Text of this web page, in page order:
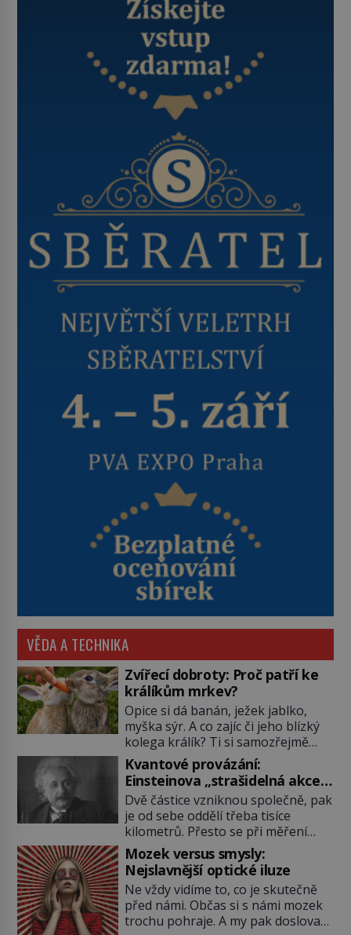
VĚDA A TECHNIKA
Zvířecí dobroty: Proč patří ke
králíkům mrkev?
Opice si dá banán, ježek jablko,
myška sýr. A co zajíc či jeho blízký
kolega králík? Ti si samozřejmě
pochutnají na mrkvi! Proč jsou
podobné představy o potravě
zvířat často spíš mýty? Pokud máte
doma králíka, mrkev mu dát
můžete. A nejspíš mu i bude
chutnat, ovšem měl by ji mít jen
jako občasný pamlsek. […]
Kvantové provázání:
Einsteinova „strašidelná akce
na dálku“ dál mate i fascinuje
vědce
Dvě částice vzniknou společně, pak
je od sebe oddělí třeba tisíce
kilometrů. Přesto se při měření
chovají, jako by mezi nimi
existovalo neviditelné pouto. Albert
Einstein tomu s jistou dávkou
ironie říká „strašidelná akce na
dálku“ a dlouhá desetiletí věří, že
musí existovat jednodušší
Mozek versus smysly:
Nejslavnější optické iluze
Ne vždy vidíme to, co je skutečně
před námi. Občas si s námi mozek
trochu pohraje. A my pak doslova